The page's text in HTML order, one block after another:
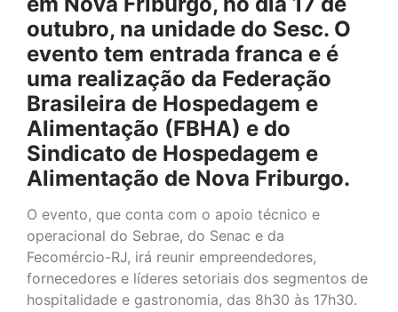
outubro, na unidade do Sesc. O
evento tem entrada franca e é
uma realização da Federação
Brasileira de Hospedagem e
Alimentação (FBHA) e do
Sindicato de Hospedagem e
Alimentação de Nova Friburgo.
O evento, que conta com o apoio técnico e
operacional do Sebrae, do Senac e da
Fecomércio-RJ, irá reunir empreendedores,
fornecedores e líderes setoriais dos segmentos de
hospitalidade e gastronomia, das 8h30 às 17h30.